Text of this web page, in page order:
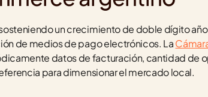
un crecimiento de doble dígito
de medios de pago electrónicos. La
datos de facturación, cantidad de
para dimensionar el mercado local.